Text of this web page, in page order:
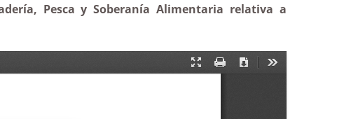
Pesca y Soberanía Alimentaria relativa a